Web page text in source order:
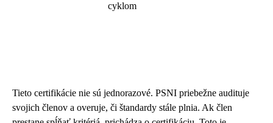
cyklom
Tieto certifikácie nie sú jednorazové. PSNI priebežne audituje
svojich členov a overuje, či štandardy stále plnia. Ak člen